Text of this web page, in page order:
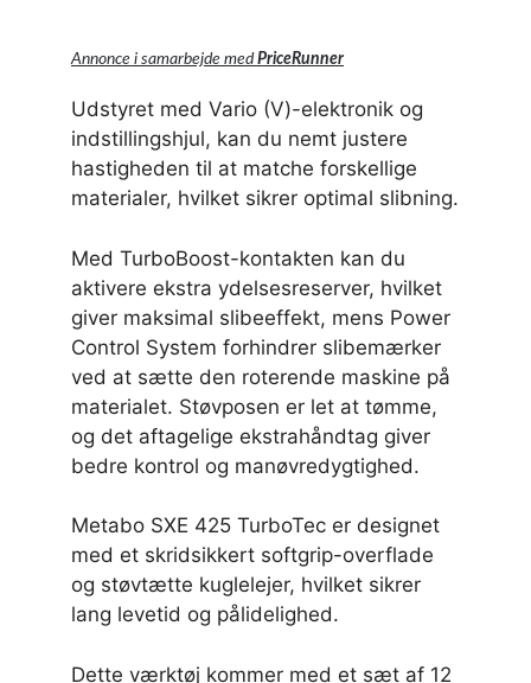
Annonce i samarbejde med PriceRunner
Udstyret med Vario (V)-elektronik og
indstillingshjul, kan du nemt justere
hastigheden til at matche forskellige
materialer, hvilket sikrer optimal slibning.
Med TurboBoost-kontakten kan du
aktivere ekstra ydelsesreserver, hvilket
giver maksimal slibeeffekt, mens Power
Control System forhindrer slibemærker
ved at sætte den roterende maskine på
materialet. Støvposen er let at tømme,
og det aftagelige ekstrahåndtag giver
bedre kontrol og manøvredygtighed.
Metabo SXE 425 TurboTec er designet
med et skridsikkert softgrip-overflade
og støvtætte kuglelejer, hvilket sikrer
lang levetid og pålidelighed.
Dette værktøj kommer med et sæt af 12